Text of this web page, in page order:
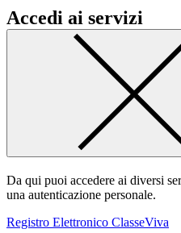
Accedi ai servizi
Da qui puoi accedere ai diversi
una autenticazione personale.
Registro Elettronico ClasseViva